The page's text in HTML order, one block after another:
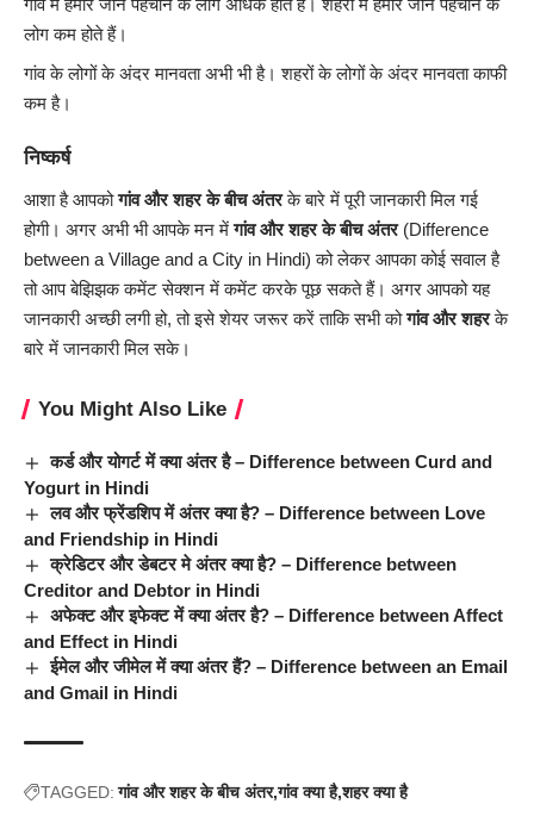
गांव में हमारे जान पहचान के लोग अधिक होते हैं। शहरों में हमारे जान पहचान के
लोग कम होते हैं।
गांव के लोगों के अंदर मानवता अभी भी है। शहरों के लोगों के अंदर मानवता काफी
कम है।
निष्कर्ष
आशा है आपकोगांव और शहर के बीचअंतरके बारे में पूरी जानकारी मिल गई
होगी। अगर अभी भी आपके मन मेंगांव और शहर के बीचअंतर(Difference
between a Village and a City in Hindi) को लेकर आपका कोई सवाल है
तो आप बेझिझक कमेंट सेक्शन में कमेंट करके पूछ सकते हैं। अगर आपको यह
जानकारी अच्छी लगी हो, तो इसे शेयर जरूर करें ताकि सभी को गांव और शहरके
बारे में जानकारी मिल सके।
You Might Also Like
कर्ड और योगर्ट में क्या अंतर है – Difference between Curd and
Yogurt in Hindi
लव और फ्रेंडशिप में अंतर क्या है? – Difference between Love
and Friendship in Hindi
क्रेडिटर और डेबटर मे अंतर क्या है? – Difference between
Creditor and Debtor in Hindi
अफेक्ट और इफेक्ट में क्या अंतर है? – Difference between Affect
and Effect in Hindi
ईमेल और जीमेल में क्या अंतर हैं? – Difference between an Email
and Gmail in Hindi
TAGGED: गांव और शहर के बीच अंतर गांव क्या है शहर क्या है